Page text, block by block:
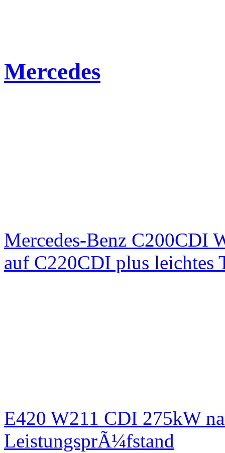
Mercedes
Mercedes-Benz C200CDI
auf C220CDI plus
E420 W211 CDI 275kW
LeistungsprÃ¼fstand